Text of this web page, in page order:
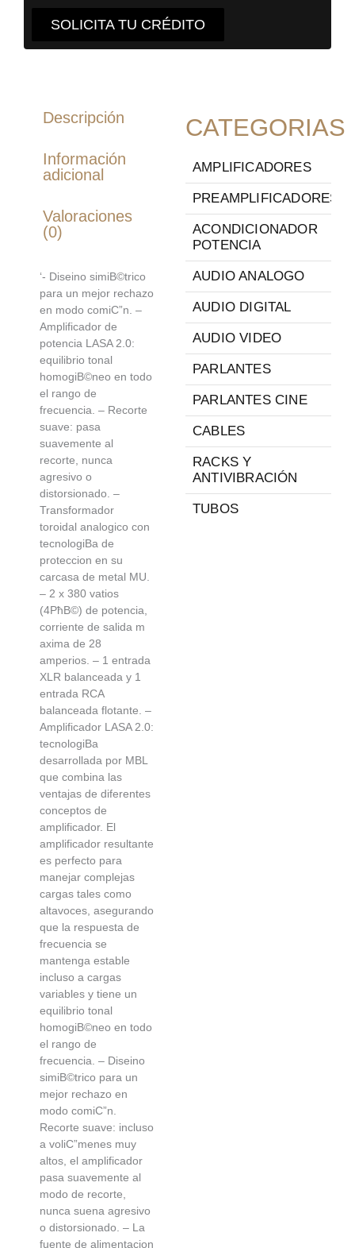
SOLICITA TU CRÉDITO
Descripción
Información
adicional
Valoraciones
(0)
‘- Diseino simiВ©trico
para un mejor rechazo
en modo comiС”n. –
Amplificador de
potencia LASA 2.0:
equilibrio tonal
homogiВ©neo en todo
el rango de
frecuencia. – Recorte
suave: pasa
suavemente al
recorte, nunca
agresivo o
distorsionado. –
Transformador
toroidal analogico con
tecnologiВ­a de
proteccion en su
carcasa de metal MU.
– 2 x 380 vatios
(4РћВ©) de potencia,
corriente de salida m
axima de 28
amperios. – 1 entrada
XLR balanceada y 1
entrada RCA
balanceada flotante. –
Amplificador LASA 2.0:
tecnologiВ­a
desarrollada por MBL
que combina las
ventajas de diferentes
conceptos de
amplificador. El
amplificador resultante
es perfecto para
manejar complejas
cargas tales como
altavoces, asegurando
que la respuesta de
frecuencia se
mantenga estable
incluso a cargas
variables y tiene un
equilibrio tonal
homogiВ©neo en todo
el rango de
frecuencia. – Diseino
simiВ©trico para un
mejor rechazo en
modo comiС”n.
Recorte suave: incluso
a voliС”menes muy
altos, el amplificador
pasa suavemente al
modo de recorte,
nunca suena agresivo
o distorsionado. – La
fuente de alimentacion
CATEGORIAS
AMPLIFICADORES
PREAMPLIFICADORES
ACONDICIONADOR
POTENCIA
AUDIO ANALOGO
AUDIO DIGITAL
AUDIO VIDEO
PARLANTES
PARLANTES CINE
CABLES
RACKS Y
ANTIVIBRACIÓN
TUBOS